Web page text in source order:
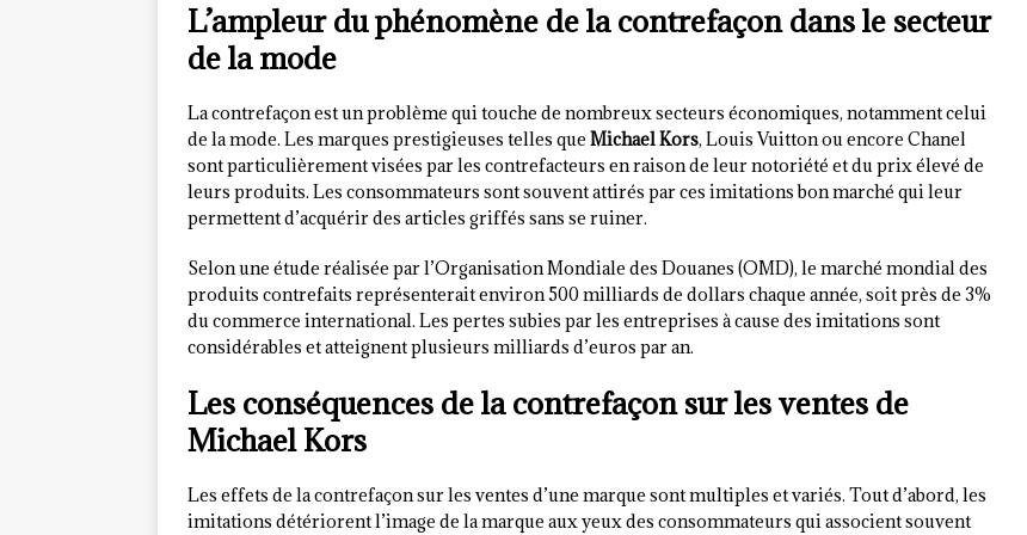
L’ampleur du phénomène de la contrefaçon dans le secteur
de la mode
La contrefaçon est un problème qui touche de nombreux secteurs économiques, notamment celui
de la mode. Les marques prestigieuses telles que Michael Kors, Louis Vuitton ou encore Chanel
sont particulièrement visées par les contrefacteurs en raison de leur notoriété et du prix élevé de
leurs produits. Les consommateurs sont souvent attirés par ces imitations bon marché qui leur
permettent d’acquérir des articles griffés sans se ruiner.
Selon une étude réalisée par l’Organisation Mondiale des Douanes (OMD), le marché mondial des
produits contrefaits représenterait environ 500 milliards de dollars chaque année, soit près de 3%
du commerce international. Les pertes subies par les entreprises à cause des imitations sont
considérables et atteignent plusieurs milliards d’euros par an.
Les conséquences de la contrefaçon sur les ventes de
Michael Kors
Les effets de la contrefaçon sur les ventes d’une marque sont multiples et variés. Tout d’abord, les
imitations détériorent l’image de la marque aux yeux des consommateurs qui associent souvent